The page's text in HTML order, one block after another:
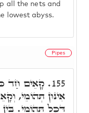
all the nets and
lowest abyss.
Pipes
155. קָאֵים חַד
אִינּוּן תְּהוֹמֵי,
דְּכָל תְּהוֹמֵי. בֵּין